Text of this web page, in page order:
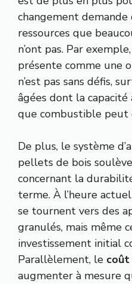
changement
ressources que
n’ont pas. Par
présente comme une
n’est pas sans défis,
âgées dont la
que combustible
De plus, le système
pellets de bois
concernant la
terme. À l’heure
se tournent vers des
granulés, mais même
investissement initial
Parallèlement, le coût
augmenter à mesure